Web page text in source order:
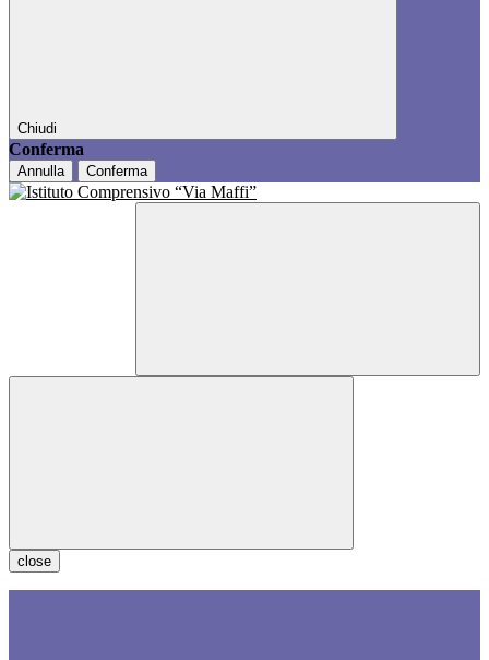
Chiudi
Conferma
Annulla Conferma
close